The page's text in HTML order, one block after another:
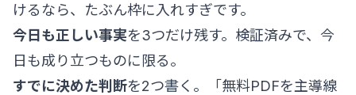
けるなら、たぶん枠に入れすぎです。
今日も正しい事実を3つだけ残す。検証済みで、今
日も成り立つものに限る。
すでに決めた判断を2つ書く。「無料PDFを主導線